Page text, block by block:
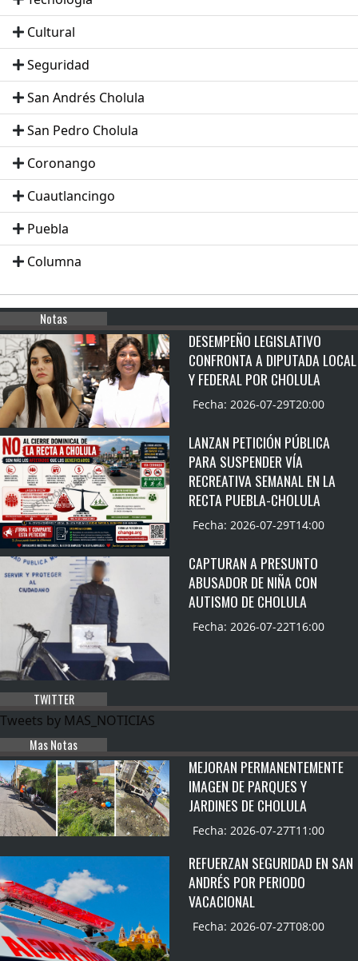
Cultural
Seguridad
San Andrés Cholula
San Pedro Cholula
Coronango
Cuautlancingo
Puebla
Columna
Notas
DESEMPEÑO LEGISLATIVO
CONFRONTA A DIPUTADA LOCAL
Y FEDERAL POR CHOLULA
Fecha: 2026-07-29T20:00
LANZAN PETICIÓN PÚBLICA
PARA SUSPENDER VÍA
RECREATIVA SEMANAL EN LA
RECTA PUEBLA-CHOLULA
Fecha: 2026-07-29T14:00
CAPTURAN A PRESUNTO
ABUSADOR DE NIÑA CON
AUTISMO DE CHOLULA
Fecha: 2026-07-22T16:00
TWITTER
Tweets by MAS_NOTICIAS
Mas Notas
MEJORAN PERMANENTEMENTE
IMAGEN DE PARQUES Y
JARDINES DE CHOLULA
Fecha: 2026-07-27T11:00
REFUERZAN SEGURIDAD EN SAN
ANDRÉS POR PERIODO
VACACIONAL
Fecha: 2026-07-27T08:00